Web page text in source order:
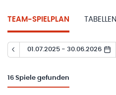
TEAM-SPIELPLAN TABELLEN
01.07.2025 - 30.06.2026
16 Spiele gefunden